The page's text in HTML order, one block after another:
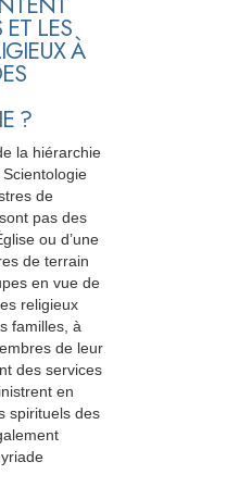
ET LES
À
?
la hiérarchie
de
pas des
ou d’une
de terrain
en vue de
religieux
familles, à
de leur
des services
en
spirituels des